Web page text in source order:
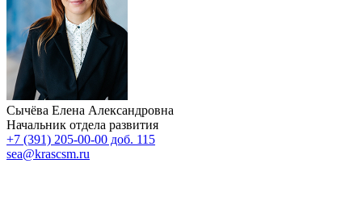
Сычёва Елена Александровна
Начальник отдела развития
+7 (391) 205-00-00 доб. 115
sea@krascsm.ru